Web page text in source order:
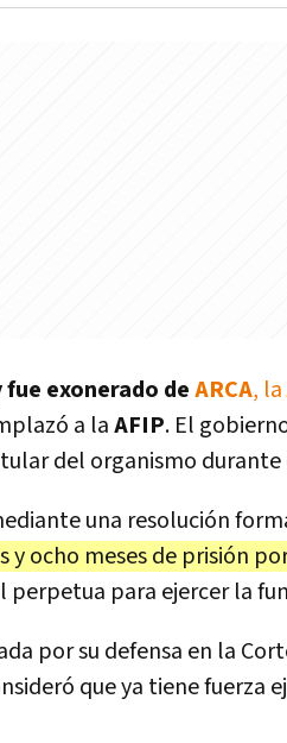
exonerado deARCA,
a laAFIP. El
del organismo
una resolución
y ocho meses de prisión
perpetua para ejercer la
por su defensa en la
que ya tiene fuerza